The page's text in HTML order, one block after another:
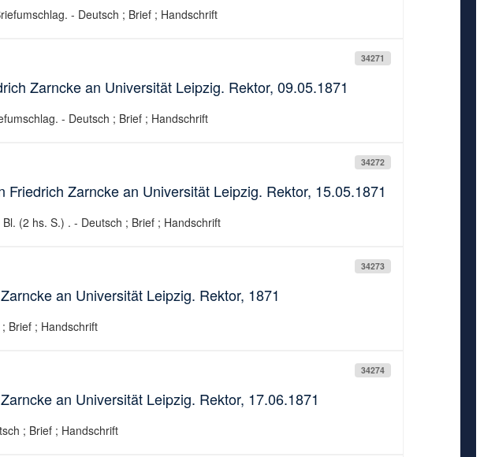
- Deutsch ; Brief ; Handschrift
34271
Zarncke an Universität Leipzig. Rektor, 09.05.1871
- Deutsch ; Brief ; Handschrift
34272
Zarncke an Universität Leipzig. Rektor, 15.05.1871
(2 hs. S.) . - Deutsch ; Brief ; Handschrift
34273
an Universität Leipzig. Rektor, 1871
Brief ; Handschrift
34274
an Universität Leipzig. Rektor, 17.06.1871
; Brief ; Handschrift